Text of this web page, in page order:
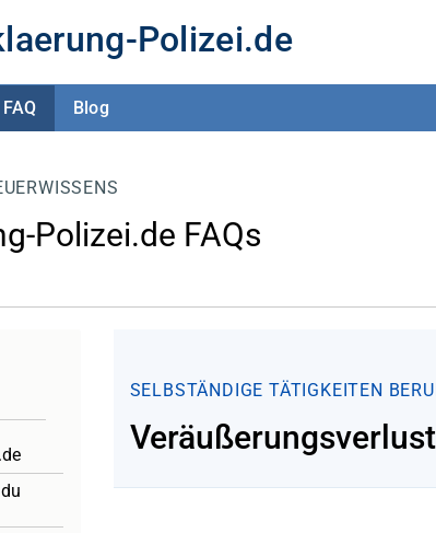
Polizei.de
FAQ Blog
Polizei.de FAQs
SELBSTÄNDIGE TÄTIGKEITEN
Veräußerungsverlust